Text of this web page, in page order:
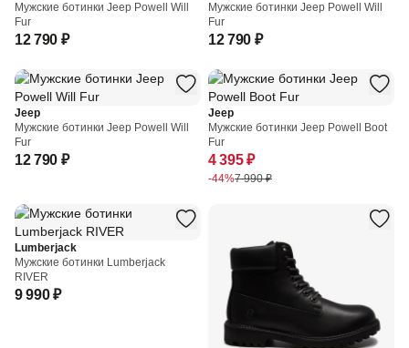
Мужские ботинки Jeep Powell Will
Fur
12 790 ₽
Мужские ботинки Jeep Powell Will
Fur
12 790 ₽
Jeep
Мужские ботинки Jeep Powell Will
Fur
12 790 ₽
Jeep
Мужские ботинки Jeep Powell Boot
Fur
4 395 ₽
-44%7 990 ₽
Lumberjack
Мужские ботинки Lumberjack
RIVER
9 990 ₽